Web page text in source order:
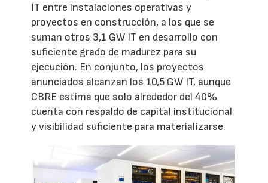
IT entre instalaciones operativas y
proyectos en construcción, a los que se
suman otros 3,1 GW IT en desarrollo con
suficiente grado de madurez para su
ejecución. En conjunto, los proyectos
anunciados alcanzan los 10,5 GW IT, aunque
CBRE estima que solo alrededor del 40%
cuenta con respaldo de capital institucional
y visibilidad suficiente para materializarse.